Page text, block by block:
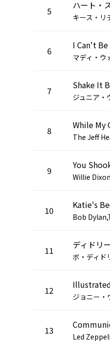
5 ハート・
キース・リ
6 I Can't
マディ・ウ
7 Shake It
ジュニア・
8 While My
The Jeff
9 You
Willie Dixon
10 Katie's
Bob
11 ディドリ
ボ・ディド
12
ジョニー・
13
Led